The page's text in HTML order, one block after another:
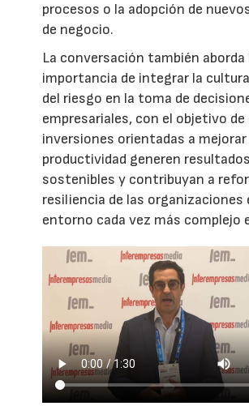
procesos o la adopción de
de negocio.
La conversación también aborda
importancia de integrar la
del riesgo en la toma de
empresariales, con el objetivo de
inversiones orientadas a mejorar
productividad generen resultados
sostenibles y contribuyan a
resiliencia de las organizaciones
entorno cada vez más complejo